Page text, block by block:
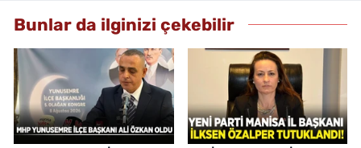
Bunlar da ilginizi çekebilir